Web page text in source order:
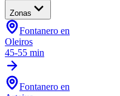
Zonas
Fontanero en
Oleiros
45-55 min
Fontanero en